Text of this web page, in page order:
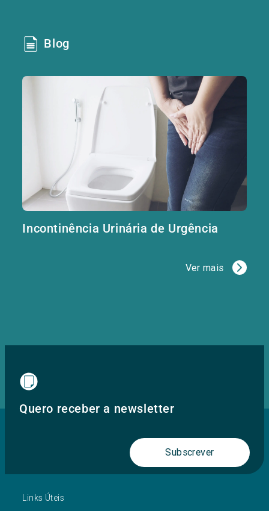
Blog
Incontinência Urinária de Urgência
Ver mais
Quero receber a newsletter
Subscrever
Links Úteis